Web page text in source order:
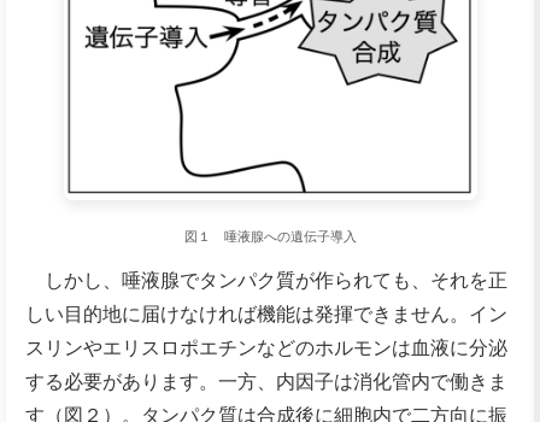
図１ 唾液腺への遺伝子導入
しかし、唾液腺でタンパク質が作られても、それを正
しい目的地に届けなければ機能は発揮できません。イン
スリンやエリスロポエチンなどのホルモンは血液に分泌
する必要があります。一方、内因子は消化管内で働きま
す（図２）。タンパク質は合成後に細胞内で二方向に振